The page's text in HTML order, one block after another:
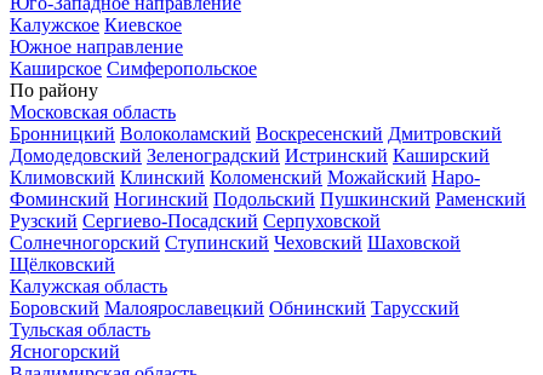
Калужское Киевское
Южное направление
Каширское Симферопольское
По району
Московская область
Бронницкий Волоколамский Воскресенский Дмитровский
Домодедовский Зеленоградский Истринский Каширский
Климовский Клинский Коломенский Можайский Наро-
Фоминский Ногинский Подольский Пушкинский Раменский
Рузский Сергиево-Посадский Серпуховской
Солнечногорский Ступинский Чеховский Шаховской
Щёлковский
Калужская область
Боровский Малоярославецкий Обнинский Тарусский
Тульская область
Ясногорский